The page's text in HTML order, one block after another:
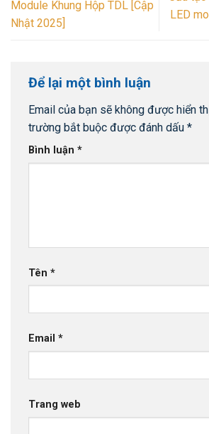
Module Khung Hộp TDL [Cập
Nhật 2025]
LED
Để lại một bình luận
Email của bạn sẽ không được hiển
trường bắt buộc được đánh dấu *
Bình luận *
Tên *
Email *
Trang web